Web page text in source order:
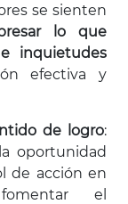
se sienten
lo que
inquietudes
efectiva y
de logro:
oportunidad
de acción en
el